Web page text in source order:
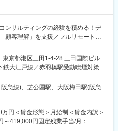
ンサルティングの経験を積める！デ
顧客理解」を支援／フルリモート＆
イアントの経営課題・事業課題解決
スエンジニアを募集いたします。
なくとも構いません。顧客との対話
く捉え、当社内に蓄積された事例や
を活用しながら全体絵を描いていく
東京都港区三田1-4-28 三田国際ビル
鉄大江戸線／赤羽橋駅受動喫煙対策：
＞大阪オフィス住所：大阪府大阪市北
ーン大阪 北館 JAM BASE 4階
最寄駅：JR線／大阪駅受動喫煙対
急線)、芝公園駅、大阪梅田駅(阪急
円＜賃金形態＞月給制＜賃金内訳＞
～419,000円固定残業手当/月：